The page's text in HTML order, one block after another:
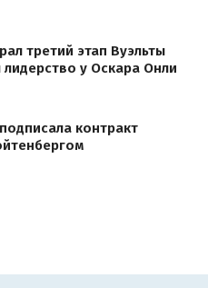
третий этап Вуэльты
у Оскара Онли
контракт